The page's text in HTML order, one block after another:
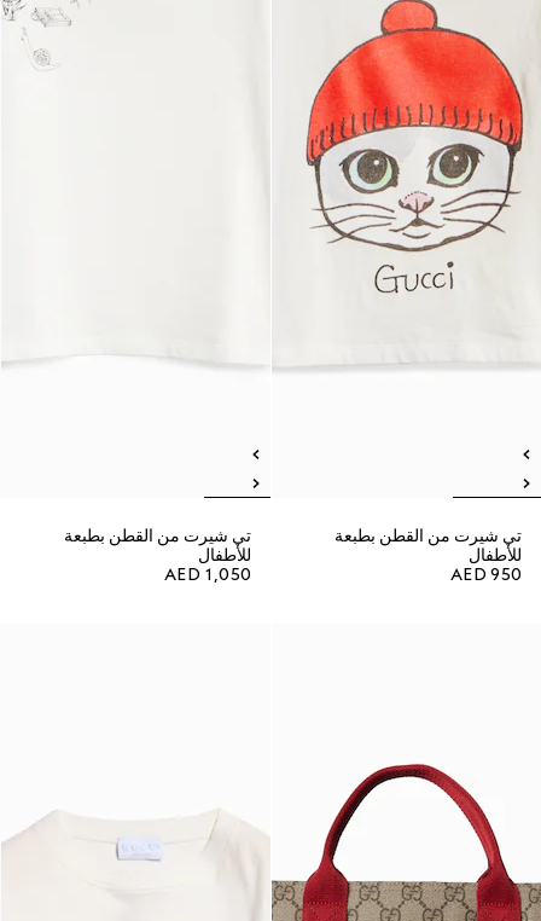
تي شيرت من القطن بطبعة
للأطفال
AED 950
تي شيرت من القطن بطبعة
للأطفال
AED 1,050